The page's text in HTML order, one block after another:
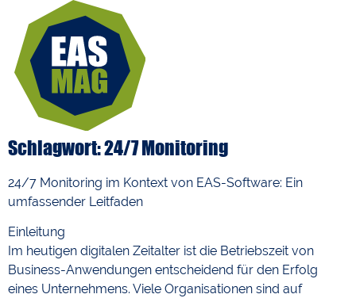
Schlagwort: 24/7 Monitoring
24/7 Monitoring im Kontext von EAS-Software: Ein
umfassender Leitfaden
Einleitung
Im heutigen digitalen Zeitalter ist die Betriebszeit von
Business-Anwendungen entscheidend für den Erfolg
eines Unternehmens. Viele Organisationen sind auf